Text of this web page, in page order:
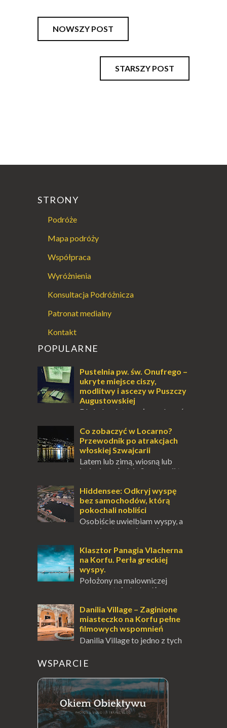
NOWSZY POST
STARSZY POST
STRONY
Podróże
Mapa podróży
Współpraca
Wyróżnienia
Konsultacja Podróżnicza
Patronat medialny
Kontakt
POPULARNE
Pustelnia pw. św. Onufrego –
ukryte miejsce ciszy,
modlitwy i ascezy w Puszczy
Augustowskiej
Dla jednych to może wydawać
przetrwania lub romantycznym życiem. Dla
innych to nieustanne przebywanie z B...
Co zobaczyć w Locarno?
Przewodnik po atrakcjach
włoskiej Szwajcarii
Latem lub zimą, wiosną lub
jesienią, południe Szwajcarii to
odwiedzić. Moja zimowa podróż do
Locarno gwara...
Hiddensee: Odkryj wyspę
bez samochodów, którą
pokochali nobliści
Osobiście uwielbiam wyspy, a
uczucie otoczenia wodą
pośrodku Bałtyku? To zawsze brzmi jak
doskonał...
Klasztor Panagia Vlacherna
na Korfu. Perła greckiej
wyspy.
Położony na malowniczej
wysepce, tuż obok półwyspu
jest jednym z najbardziej rozpoznawalnych
symbo...
Danilia Village – Zaginione
miasteczko na Korfu pełne
filmowych wspomnień
Danilia Village to jedno z tych
sobie wiele tajemnic i historii, a przy tym
jest doskonale znane miłośnikom f...
WSPARCIE